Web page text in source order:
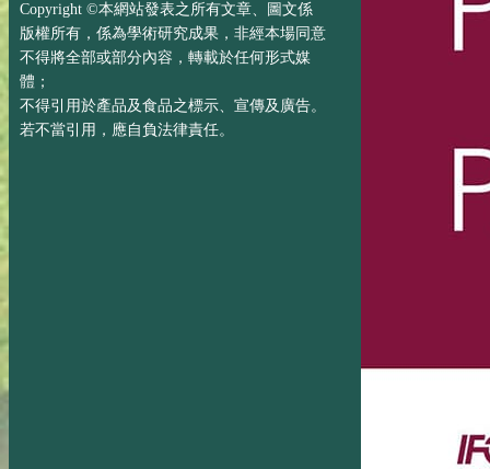
Copyright ©本網站發表之所有文章、圖文係
版權所有，係為學術研究成果，非經本場同意
不得將全部或部分內容，轉載於任何形式媒
體；
不得引用於產品及食品之標示、宣傳及廣告。
若不當引用，應自負法律責任。